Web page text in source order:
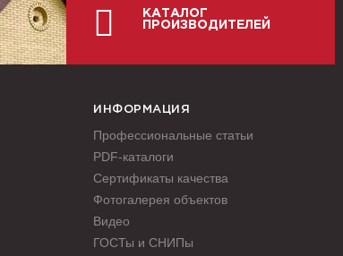
КАТАЛОГ
ПРОИЗВОДИТЕЛЕЙ
ИНФОРМАЦИЯ
Профессиональные статьи
PDF-каталоги
Сертификаты качества
Фотогалерея объектов
Видео
ГОСТы и СНИПы